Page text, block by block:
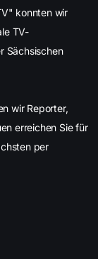
konnten wir
TV-
Sächsischen
wir Reporter,
erreichen Sie für
per